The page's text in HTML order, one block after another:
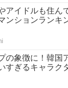
アイドルも住ん
ンションランキ
の象徴に！韓国
すぎるキャラク